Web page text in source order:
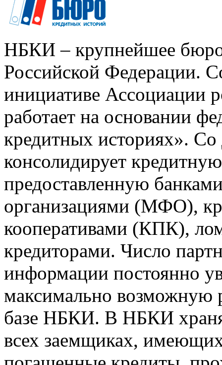
НБКИ – крупнейшее
Российской Федерации.
инициативе Ассоциации
работает на основании
кредитных историях».
консолидирует
предоставленную
организациями (МФО),
кооперативами (КПК),
кредиторами. Число
информации постоянно
максимально возможную
базе НБКИ. В НБКИ
всех заемщиках,